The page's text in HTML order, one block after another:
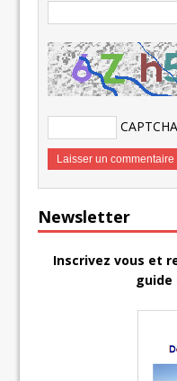
Newsletter
Inscrivez vous et
guide